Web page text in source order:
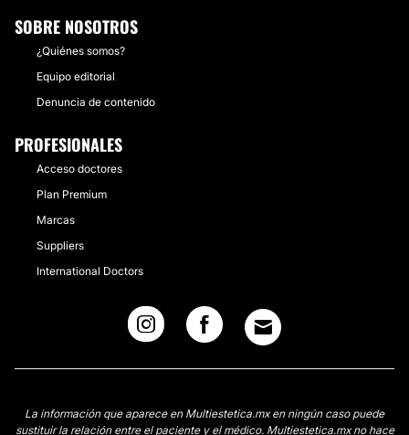
SOBRE NOSOTROS
¿Quiénes somos?
Equipo editorial
Denuncia de contenido
PROFESIONALES
Acceso doctores
Plan Premium
Marcas
Suppliers
International Doctors
La información que aparece en Multiestetica.mx en ningún caso puede
sustituir la relación entre el paciente y el médico. Multiestetica.mx no hace